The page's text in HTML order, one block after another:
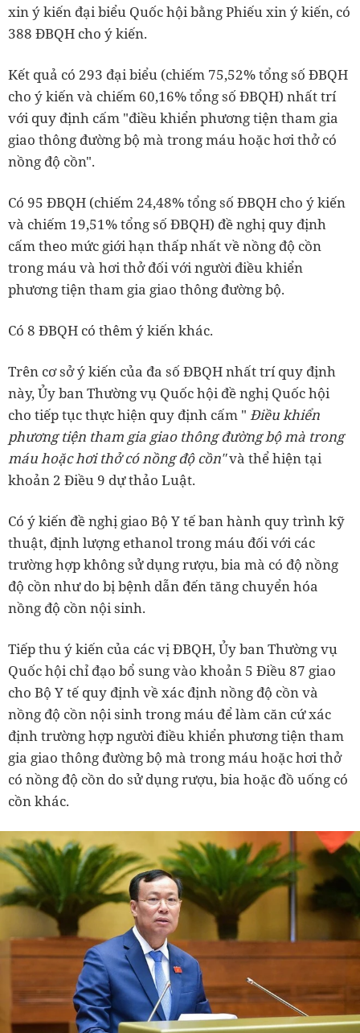
xin ý kiến đại biểu Quốc hội bằng Phiếu xin ý kiến, có
388 ĐBQH cho ý kiến.
Kết quả có 293 đại biểu (chiếm 75,52% tổng số ĐBQH
cho ý kiến và chiếm 60,16% tổng số ĐBQH) nhất trí
với quy định cấm "điều khiển phương tiện tham gia
giao thông đường bộ mà trong máu hoặc hơi thở có
nồng độ cồn".
Có 95 ĐBQH (chiếm 24,48% tổng số ĐBQH cho ý kiến
và chiếm 19,51% tổng số ĐBQH) đề nghị quy định
cấm theo mức giới hạn thấp nhất về nồng độ cồn
trong máu và hơi thở đối với người điều khiển
phương tiện tham gia giao thông đường bộ.
Có 8 ĐBQH có thêm ý kiến khác.
Trên cơ sở ý kiến của đa số ĐBQH nhất trí quy định
này, Ủy ban Thường vụ Quốc hội đề nghị Quốc hội
cho tiếp tục thực hiện quy định cấm " Điều khiển
phương tiện tham gia giao thông đường bộ mà trong
máu hoặc hơi thở có nồng độ cồn"và thể hiện tại
khoản 2 Điều 9 dự thảo Luật.
Có ý kiến đề nghị giao Bộ Y tế ban hành quy trình kỹ
thuật, định lượng ethanol trong máu đối với các
trường hợp không sử dụng rượu, bia mà có độ nồng
độ cồn như do bị bệnh dẫn đến tăng chuyển hóa
nồng độ cồn nội sinh.
Tiếp thu ý kiến của các vị ĐBQH, Ủy ban Thường vụ
Quốc hội chỉ đạo bổ sung vào khoản 5 Điều 87 giao
cho Bộ Y tế quy định về xác định nồng độ cồn và
nồng độ cồn nội sinh trong máu để làm căn cứ xác
định trường hợp người điều khiển phương tiện tham
gia giao thông đường bộ mà trong máu hoặc hơi thở
có nồng độ cồn do sử dụng rượu, bia hoặc đồ uống có
cồn khác.